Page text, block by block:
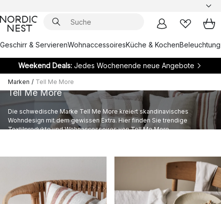
Geschirr & ServierenWohnaccessoiresKüche & KochenBeleuchtung
Weekend Deals:Jedes Wochenende neue Angebote
Marken / Tell Me More
Tell Me More
Die schwedische Marke Tell Me More kreiert skandinavisches
Wohndesign mit dem gewissen Extra. Hier finden Sie trendige
Textilprodukte und Wohnaccessoires von Tell Me More.